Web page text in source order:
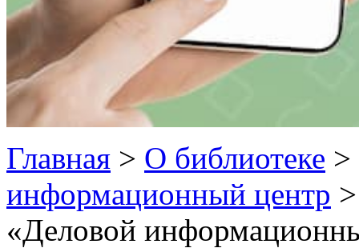
Главная > О библиотеке >
информационный центр
«Деловой